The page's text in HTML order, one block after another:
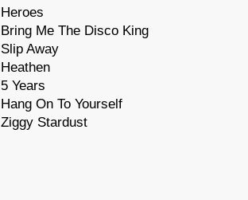
Heroes
Bring Me The Disco King
Slip Away
Heathen
5 Years
Hang On To Yourself
Ziggy Stardust